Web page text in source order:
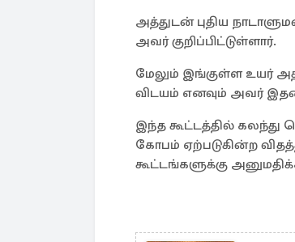
அத்துடன் புதிய
அவர் குறிப்பிட்டுள்ளார்.
மேலும் இங்குள்ள உயர்
விடயம் எனவும் அவர்
இந்த கூட்டத்தில் கலந்து
கோபம் ஏற்படுகின்ற
கூட்டங்களுக்கு